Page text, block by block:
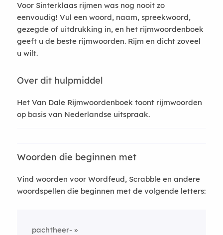
Voor Sinterklaas rijmen was nog nooit zo
eenvoudig! Vul een woord, naam, spreekwoord,
gezegde of uitdrukking in, en het rijmwoordenboek
geeft u de beste rijmwoorden. Rijm en dicht zoveel
u wilt.
Over dit hulpmiddel
Het Van Dale Rijmwoordenboek toont rijmwoorden
op basis van Nederlandse uitspraak.
Woorden die beginnen met
Vind woorden voor Wordfeud, Scrabble en andere
woordspellen die beginnen met de volgende letters:
pachtheer-